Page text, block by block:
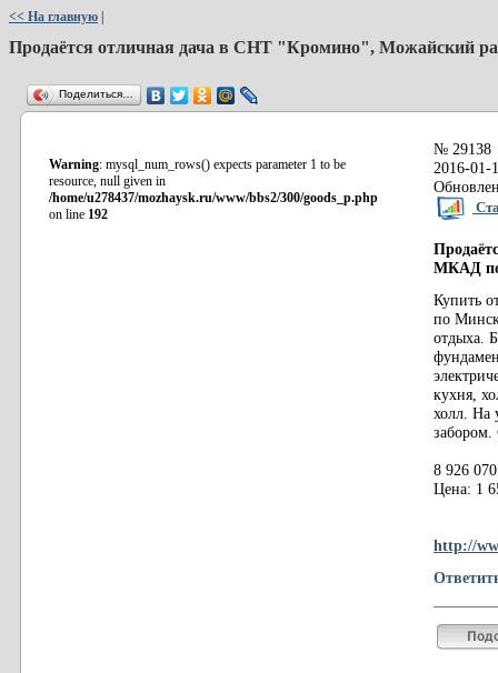
<< На главную
Продаётся отличная дача в СНТ "Кромино", Можайский
Поделиться…
Warning: mysql_num_rows() expects parameter 1 to be
resource, null given in
/home/u278437/mozhaysk.ru/www/bbs2/300/goods_p.php
on line 192
№ 29138
2016-01-
МКАД
Купить
по
отдыха.
кухня,
холл. На
забором.
8 926
Цена: 1
http://